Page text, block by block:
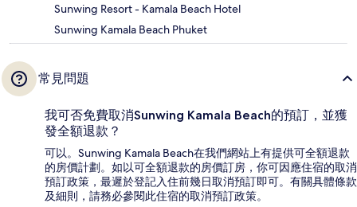
Sunwing Resort - Kamala Beach Hotel
Sunwing Kamala Beach Phuket
常見問題
我可否免費取消Sunwing Kamala Beach的預訂，並獲
發全額退款？
可以。Sunwing Kamala Beach在我們網站上有提供可全額退款
的房價計劃。如以可全額退款的房價訂房，你可因應住宿的取消
預訂政策，最遲於登記入住前幾日取消預訂即可。有關具體條款
及細則，請務必參閱此住宿的取消預訂政策。